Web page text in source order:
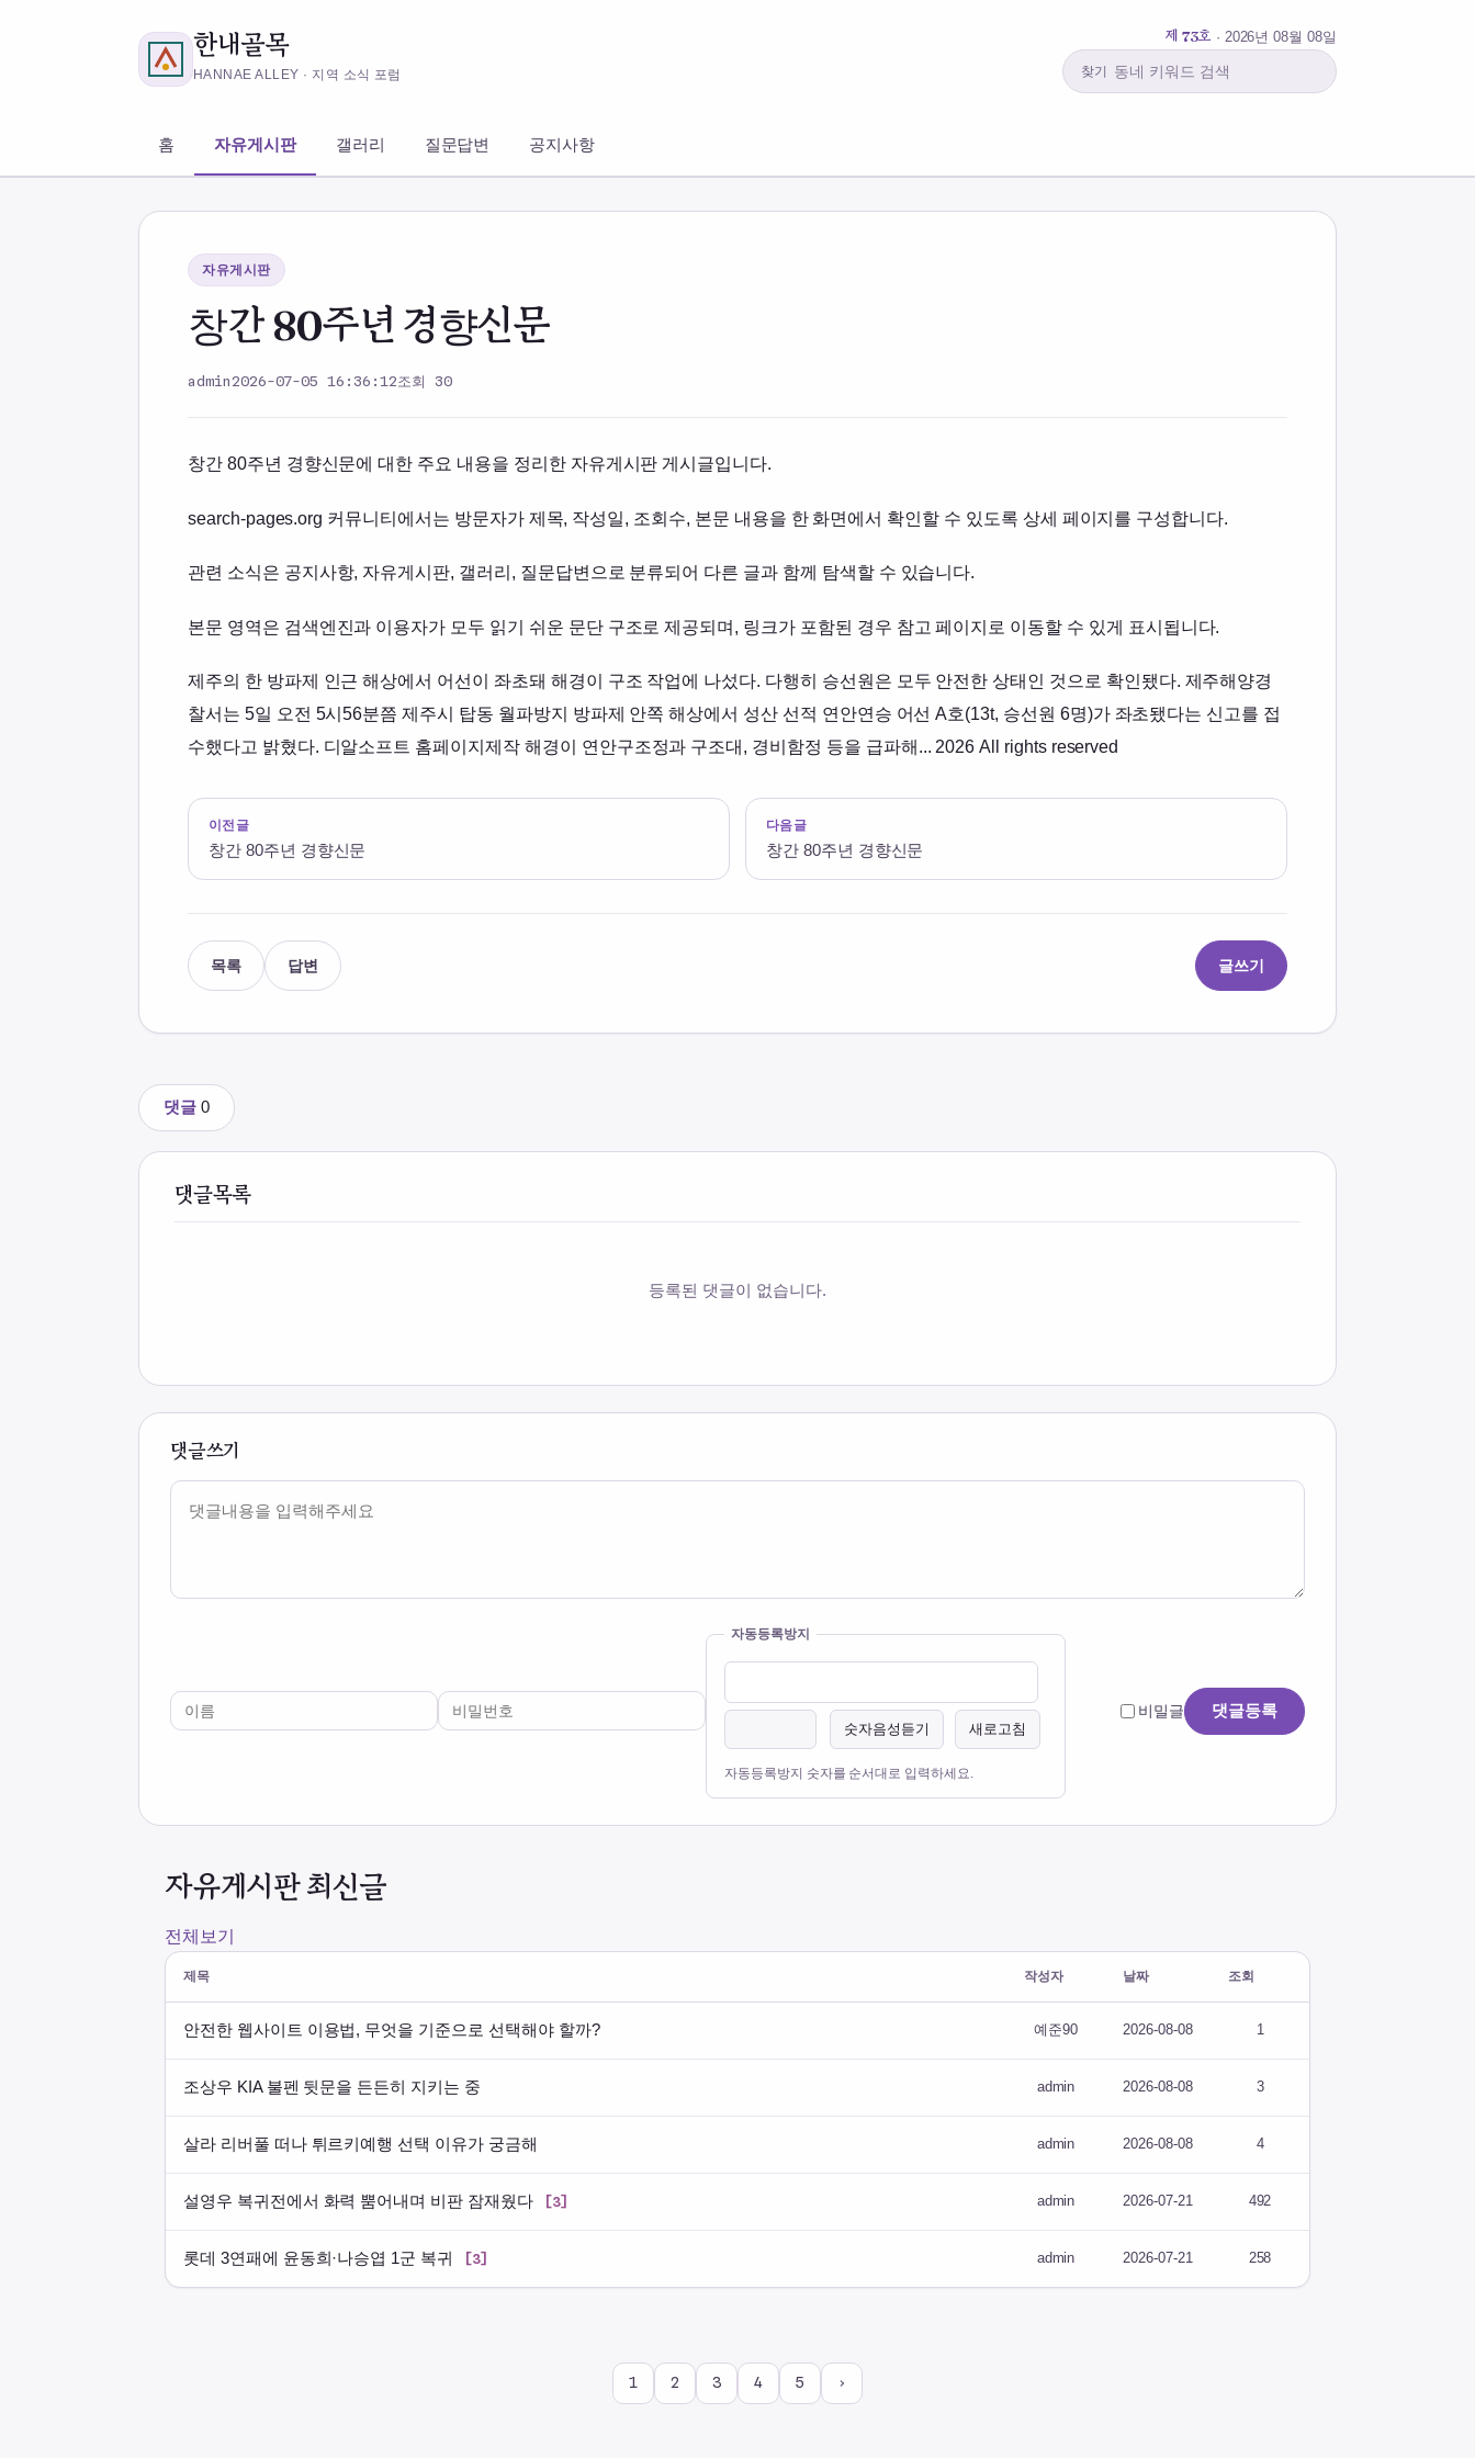
한내골목
HANNAE ALLEY · 지역 소식 포럼
제 73호 · 2026년 08월 08일
찾기
홈 자유게시판 갤러리 질문답변 공지사항
자유게시판
창간 80주년 경향신문
admin2026-07-05 16:36:12조회 30
창간 80주년 경향신문에 대한 주요 내용을 정리한 자유게시판 게시글입니다.
search-pages.org 커뮤니티에서는 방문자가 제목, 작성일, 조회수, 본문 내용을 한 화면에서 확인할 수 있도록 상세 페이지를 구성합니다.
관련 소식은 공지사항, 자유게시판, 갤러리, 질문답변으로 분류되어 다른 글과 함께 탐색할 수 있습니다.
본문 영역은 검색엔진과 이용자가 모두 읽기 쉬운 문단 구조로 제공되며, 링크가 포함된 경우 참고 페이지로 이동할 수 있게 표시됩니다.
제주의 한 방파제 인근 해상에서 어선이 좌초돼 해경이 구조 작업에 나섰다. 다행히 승선원은 모두 안전한 상태인 것으로 확인됐다. 제주해양경
찰서는 5일 오전 5시56분쯤 제주시 탑동 월파방지 방파제 안쪽 해상에서 성산 선적 연안연승 어선 A호(13t, 승선원 6명)가 좌초됐다는 신고를 접
수했다고 밝혔다. 디알소프트 홈페이지제작 해경이 연안구조정과 구조대, 경비함정 등을 급파해... 2026 All rights reserved
이전글
창간 80주년 경향신문
다음글
창간 80주년 경향신문
목록 답변 글쓰기
댓글 0
댓글목록
등록된 댓글이 없습니다.
댓글쓰기
내용
이름필수
비밀번호
자동등록방지
숫자음성듣기 새로고침
자동등록방지 숫자를 순서대로 입력하세요.
비밀글 댓글등록
자유게시판 최신글
전체보기
제목 작성자 날짜 조회
안전한 웹사이트 이용법, 무엇을 기준으로 선택해야 할까? 예준90 2026-08-08 1
조상우 KIA 불펜 뒷문을 든든히 지키는 중 admin 2026-08-08 3
살라 리버풀 떠나 튀르키예행 선택 이유가 궁금해 admin 2026-08-08 4
설영우 복귀전에서 화력 뿜어내며 비판 잠재웠다 [3] admin 2026-07-21 492
롯데 3연패에 윤동희·나승엽 1군 복귀 [3] admin 2026-07-21 258
1 2 3 4 5 ›